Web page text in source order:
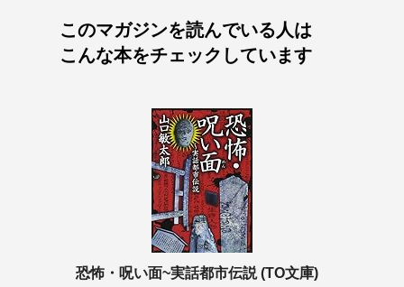
このマガジンを読んでいる人は
こんな本をチェックしています
恐怖・呪い面~実話都市伝説 (TO文庫)